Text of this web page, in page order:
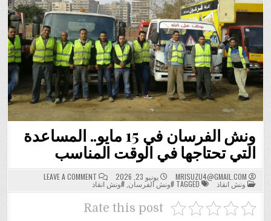
ونش الفرسان في 15 مايو.. المساعدة
التي تحتاجها في الوقت المناسب
MRISUZU4@GMAIL.COM يونيو 23, 2026 LEAVE A COMMENT
ON
ونش
الفرسان
POSTED
IN
ونش انقاذ #ونش الفرسان ,#ونش انقاذ
Rate this post